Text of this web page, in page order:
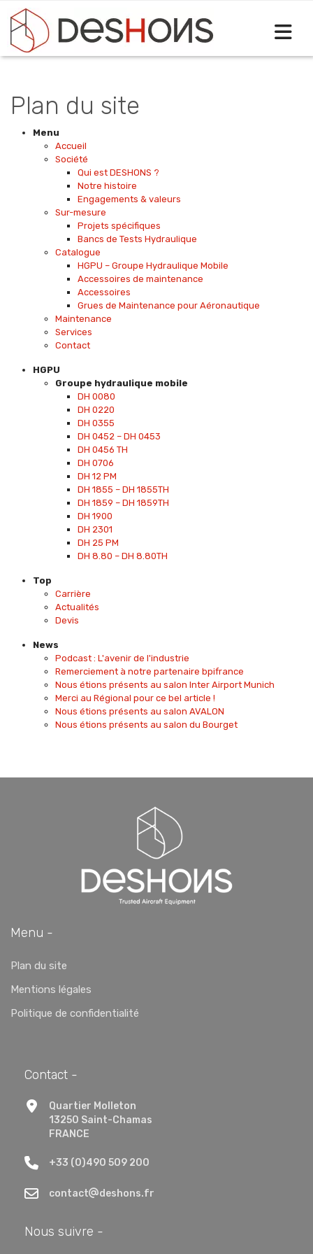
Plan du site
Menu
Accueil
Société
Qui est DESHONS ?
Notre histoire
Engagements & valeurs
Sur-mesure
Projets spécifiques
Bancs de Tests Hydraulique
Catalogue
HGPU – Groupe Hydraulique Mobile
Accessoires de maintenance
Accessoires
Grues de Maintenance pour Aéronautique
Maintenance
Services
Contact
HGPU
Groupe hydraulique mobile
DH 0080
DH 0220
DH 0355
DH 0452 – DH 0453
DH 0456 TH
DH 0706
DH 12 PM
DH 1855 – DH 1855TH
DH 1859 – DH 1859TH
DH 1900
DH 2301
DH 25 PM
DH 8.80 – DH 8.80TH
Top
Carrière
Actualités
Devis
News
Podcast : L'avenir de l'industrie
Remerciement à notre partenaire bpifrance
Nous étions présents au salon Inter Airport Munich
Merci au Régional pour ce bel article !
Nous étions présents au salon AVALON
Nous étions présents au salon du Bourget
Menu -
Plan du site
Mentions légales
Politique de confidentialité
Contact -
Quartier Molleton
13250 Saint-Chamas
FRANCE
+33 (0)490 509 200
contact deshons.fr
Nous suivre -